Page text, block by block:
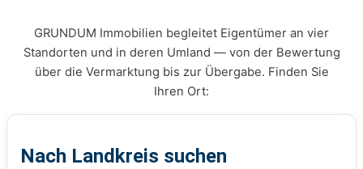
GRUNDUM Immobilien begleitet Eigentümer an vier
Standorten und in deren Umland — von der Bewertung
über die Vermarktung bis zur Übergabe. Finden Sie
Ihren Ort:
Nach Landkreis suchen